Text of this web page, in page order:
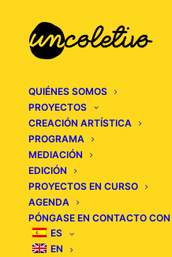
QUIÉNES SOMOS
PROYECTOS
CREACIÓN ARTÍSTICA
PROGRAMA
MEDIACIÓN
EDICIÓN
PROYECTOS EN CURSO
AGENDA
PÓNGASE EN CONTACTO CON
ES
EN